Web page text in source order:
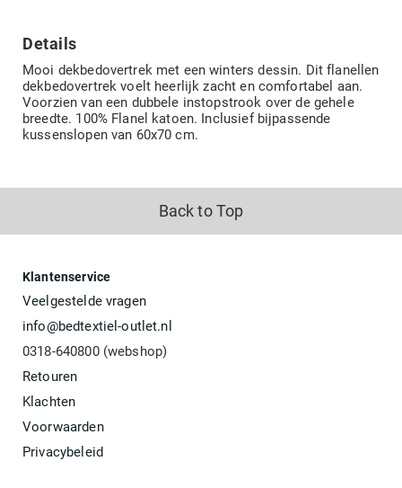
Details
Mooi dekbedovertrek met een winters dessin. Dit flanellen
dekbedovertrek voelt heerlijk zacht en comfortabel aan.
Voorzien van een dubbele instopstrook over de gehele
breedte. 100% Flanel katoen. Inclusief bijpassende
kussenslopen van 60x70 cm.
Back to Top
Klantenservice
Veelgestelde vragen
info@bedtextiel-outlet.nl
0318-640800 (webshop)
Retouren
Klachten
Voorwaarden
Privacybeleid